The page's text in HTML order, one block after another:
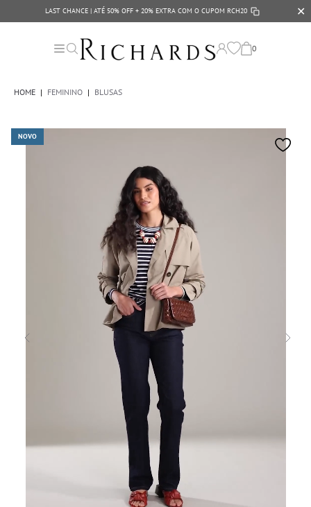
LAST CHANCE | ATÉ 50% OFF + 20% EXTRA COM O CUPOM RCH20 ✕
0
HOME | FEMININO | BLUSAS
NOVO